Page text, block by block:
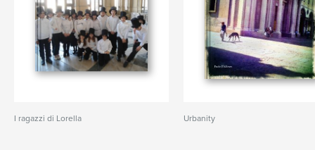
I ragazzi di Lorella Urbanity